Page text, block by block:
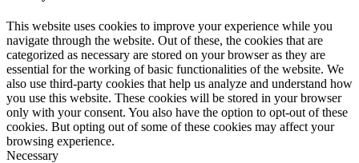
This website uses cookies to improve your experience while you
navigate through the website. Out of these, the cookies that are
categorized as necessary are stored on your browser as they are
essential for the working of basic functionalities of the website. We
also use third-party cookies that help us analyze and understand how
you use this website. These cookies will be stored in your browser
only with your consent. You also have the option to opt-out of these
cookies. But opting out of some of these cookies may affect your
browsing experience.
Necessary